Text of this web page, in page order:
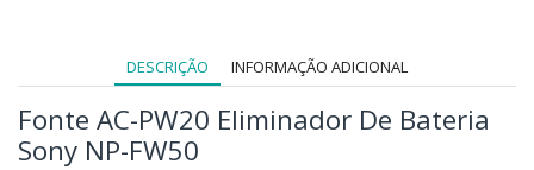
DESCRIÇÃO INFORMAÇÃO ADICIONAL
Fonte AC-PW20 Eliminador De Bateria
Sony NP-FW50